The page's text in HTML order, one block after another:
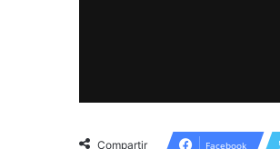
Compartir Facebook